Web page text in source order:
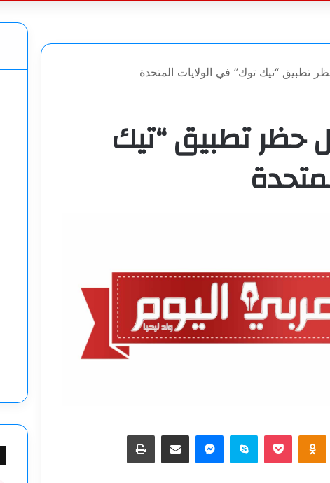
عن
تطبيق “تيك توك” في الولايات المتحدة
حظر تطبيق “تيك
Odnoklassniki
‫Pocketسكايبماسنجرمشاركة عبر البريد طباعة